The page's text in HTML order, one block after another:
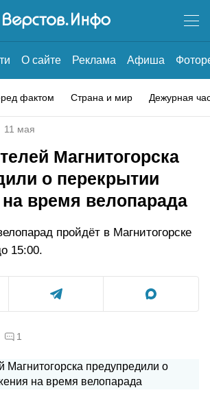
О сайте Реклама Афиша
фактом Страна и мир Дежурная
11 мая
Магнитогорска
о перекрытии
время велопарада
пройдёт в Магнитогорске
15:00.
1